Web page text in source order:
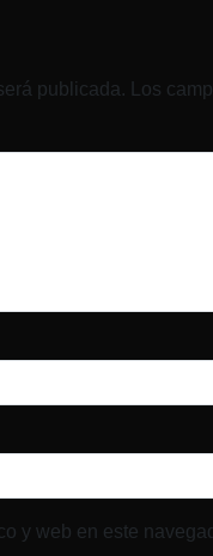
publicada. Los
y web en este